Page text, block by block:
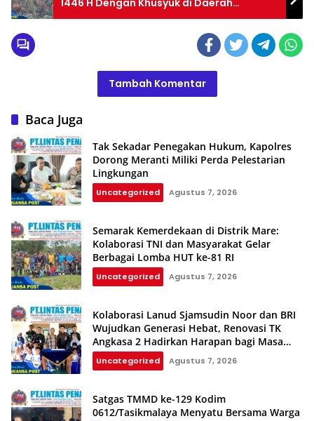
Penugasan
Tambah Komentar
Baca Juga
Tak Sekadar Penegakan Hukum, Kapolres
Dorong Meranti Miliki Perda Pelestarian
Lingkungan
Uncategorized Agustus 7, 2026
Semarak Kemerdekaan di Distrik Mare:
Kolaborasi TNI dan Masyarakat Gelar
Berbagai Lomba HUT ke-81 RI
Uncategorized Agustus 7, 2026
Kolaborasi Lanud Sjamsudin Noor dan BRI
Wujudkan Generasi Hebat, Renovasi TK
Angkasa 2 Hadirkan Harapan bagi Masa
Depan Anak
Uncategorized Agustus 7, 2026
Satgas TMMD ke-129 Kodim
0612/Tasikmalaya Menyatu Bersama Warga